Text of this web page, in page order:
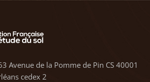
Avenue de la Pomme de Pin CS 40001
cedex 2